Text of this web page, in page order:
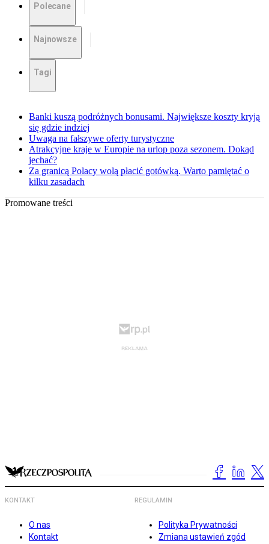
Polecane
Najnowsze
Tagi
Banki kuszą podróżnych bonusami. Największe koszty kryją
się gdzie indziej
Uwaga na fałszywe oferty turystyczne
Atrakcyjne kraje w Europie na urlop poza sezonem. Dokąd
jechać?
Za granicą Polacy wolą płacić gotówką. Warto pamiętać o
kilku zasadach
Promowane treści
KONTAKT
O nas
Kontakt
REGULAMIN
Polityka Prywatności
Zmiana ustawień zgód